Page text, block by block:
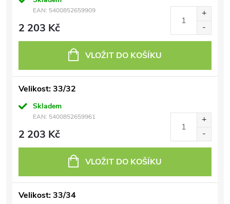
EAN: 5400852659909
2 203 Kč
VLOŽIT DO KOŠÍKU
Velikost: 33/32
Skladem
EAN: 5400852659961
2 203 Kč
VLOŽIT DO KOŠÍKU
Velikost: 33/34